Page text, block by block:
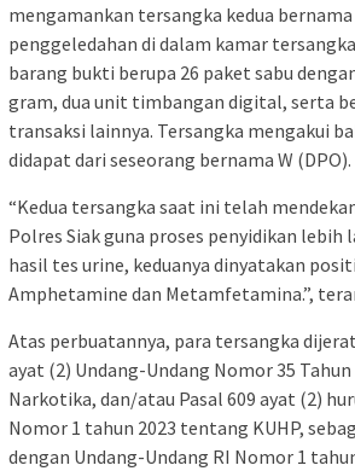
mengamankan tersangka kedua bernama
penggeledahan di dalam kamar
barang bukti berupa 26 paket sabu
gram, dua unit timbangan digital, serta
transaksi lainnya. Tersangka mengakui
didapat dari seseorang bernama W (DPO).
“Kedua tersangka saat ini telah
Polres Siak guna proses penyidikan lebih
hasil tes urine, keduanya dinyatakan
Amphetamine dan Metamfetamina.”,
Atas perbuatannya, para tersangka
ayat (2) Undang-Undang Nomor 35
Narkotika, dan/atau Pasal 609 ayat (2)
Nomor 1 tahun 2023 tentang KUHP,
dengan Undang-Undang RI Nomor 1